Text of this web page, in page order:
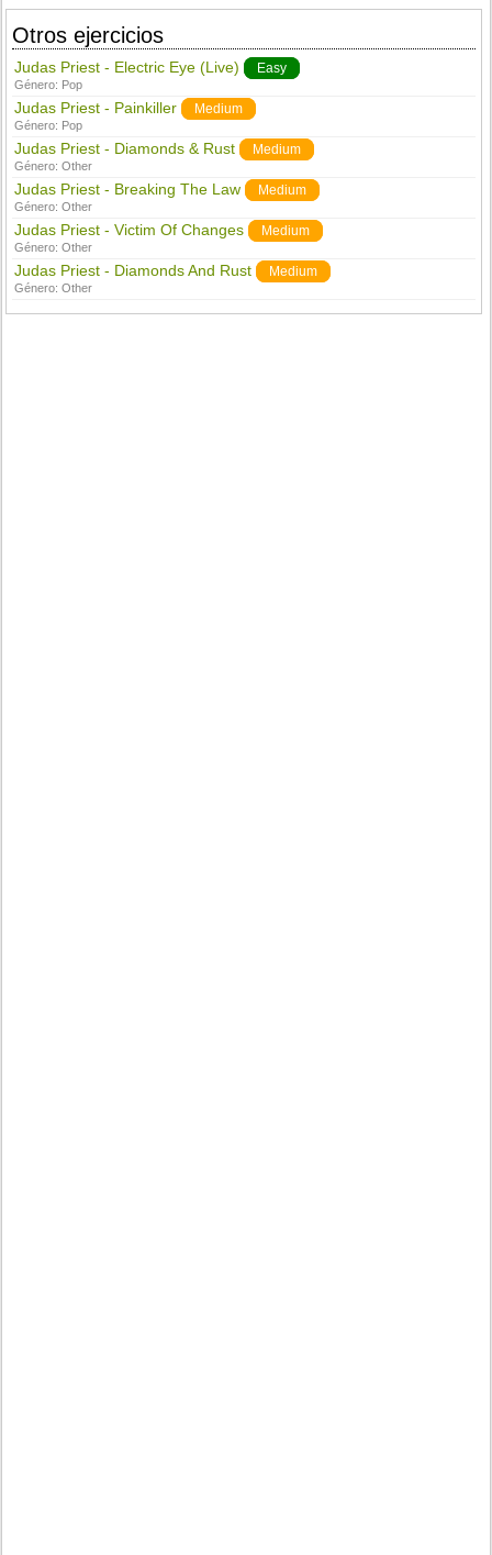
Otros ejercicios
Judas Priest - Electric Eye (Live) Easy
Género: Pop
Judas Priest - Painkiller Medium
Género: Pop
Judas Priest - Diamonds & Rust Medium
Género:Other
Judas Priest - Breaking The Law Medium
Género:Other
Judas Priest - Victim Of Changes Medium
Género:Other
Judas Priest - Diamonds And Rust Medium
Género:Other